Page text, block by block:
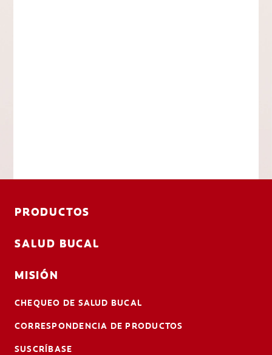
PRODUCTOS
SALUD BUCAL
MISIÓN
CHEQUEO DE SALUD BUCAL
CORRESPONDENCIA DE PRODUCTOS
SUSCRÍBASE